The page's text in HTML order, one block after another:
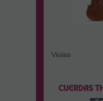
Violas